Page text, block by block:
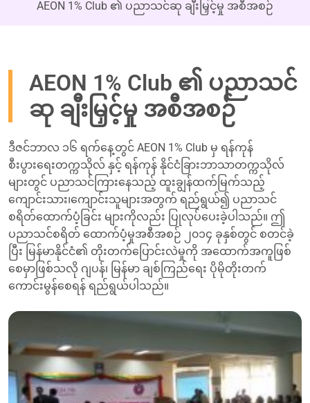
AEON 1% Club ၏ ပညာသင်ဆု ချီးမြှင့်မှု အစီအစဉ်
AEON 1% Club ၏ ပညာသင်
ဆု ချီးမြှင့်မှု အစီအစဉ်
ဒီဇင်ဘာလ ၁၆ ရက်နေ့တွင် AEON 1% Club မှ ရန်ကုန်
စီးပွားရေးတက္ကသိုလ် နှင့် ရန်ကုန် နိုင်ငံခြားဘာသာတက္ကသိုလ်
များတွင် ပညာသင်ကြားနေသည့် ထူးချွန်ထက်မြက်သည့်
ကျောင်းသား၊ကျောင်းသူများအတွက် ရည်ရွယ်၍ ပညာသင်
စရိတ်ထောက်ပံ့ခြင်း များကိုလည်း ပြုလုပ်ပေးခဲ့ပါသည်။ ဤ
ပညာသင်စရိတ် ထောက်ပံ့မှုအစီအစဉ် ၂၀၁၄ ခုနှစ်တွင် စတင်ခဲ့
ပြီး မြန်မာနိုင်ငံ၏ တိုးတက်ပြောင်းလဲမှုကို အထောက်အကူဖြစ်
စေမှာဖြစ်သလို ဂျပန်၊ မြန်မာ ချစ်ကြည်ရေး ပိုမိုတိုးတက်
ကောင်းမွန်စေရန် ရည်ရွယ်ပါသည်။